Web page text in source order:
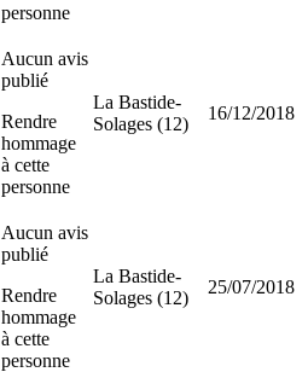
personne
Aucun avis
publié
Rendre
hommage
à cette
personne
La Bastide-
Solages (12)
16/12/2018
Aucun avis
publié
Rendre
hommage
à cette
personne
La Bastide-
Solages (12)
25/07/2018